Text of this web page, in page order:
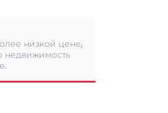
низкой цене,
недвижимость